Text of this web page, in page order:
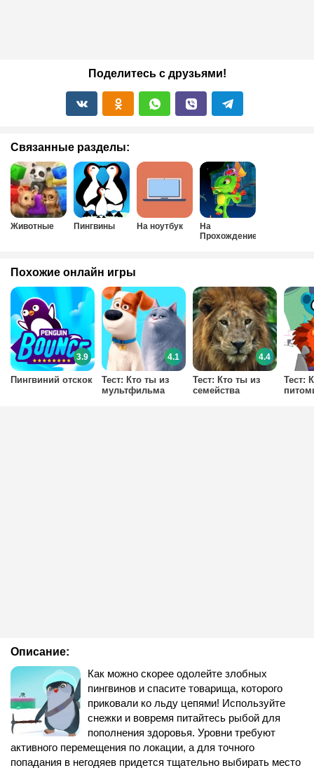
Поделитесь с друзьями!
Связанные разделы:
Животные Пингвины На ноутбук
На
Прохождение
Описание:
Как можно скорее одолейте злобных
пингвинов и спасите товарища, которого
приковали ко льду цепями! Используйте
снежки и вовремя питайтесь рыбой для
пополнения здоровья. Уровни требуют
активного перемещения по локации, а для точного
попадания в негодяев придется тщательно выбирать место
Похожие онлайн игры
Пингвиний отскок
3.9
Тест: Кто ты из
мультфильма
4.1
Тест: Кто ты из
семейства
4.4
Тест: